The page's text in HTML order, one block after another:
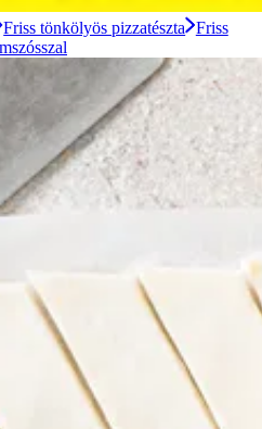
Friss tönkölyös pizzatészta Friss